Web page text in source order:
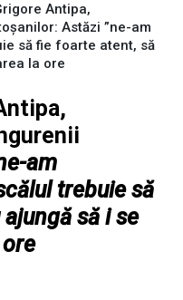
Antipa,
Astăzi ”ne-am
să fie foarte atent, să
la ore
am
trebuie să
să i se